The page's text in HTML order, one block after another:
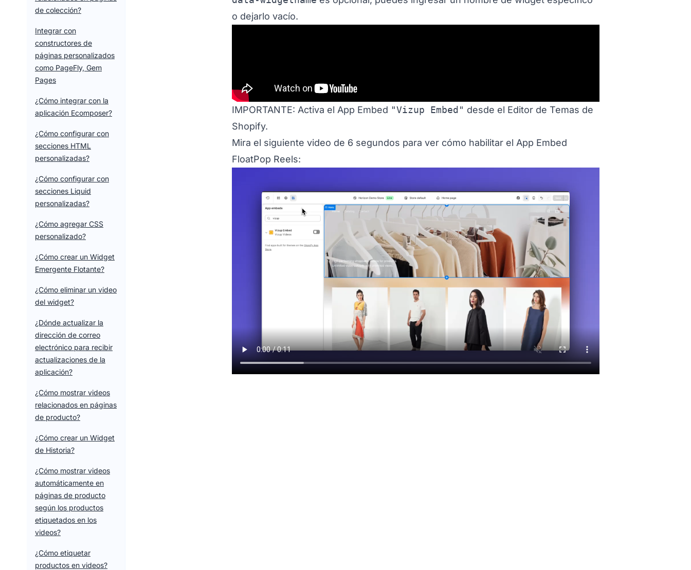
de colección?
Integrar con
constructores de
páginas personalizados
como PageFly, Gem
Pages
¿Cómo integrar con la
aplicación Ecomposer?
¿Cómo configurar con
secciones HTML
personalizadas?
¿Cómo configurar con
secciones Liquid
personalizadas?
¿Cómo agregar CSS
personalizado?
¿Cómo crear un Widget
Emergente Flotante?
¿Cómo eliminar un video
del widget?
¿Dónde actualizar la
dirección de correo
electrónico para recibir
actualizaciones de la
aplicación?
¿Cómo mostrar videos
relacionados en páginas
de producto?
¿Cómo crear un Widget
de Historia?
¿Cómo mostrar videos
automáticamente en
páginas de producto
según los productos
etiquetados en los
videos?
¿Cómo etiquetar
productos en videos?
o dejarlo vacío.
IMPORTANTE: Activa el App Embed "Vizup Embed" desde el Editor de Temas de
Shopify.
Mira el siguiente video de 6 segundos para ver cómo habilitar el App Embed
FloatPop Reels: